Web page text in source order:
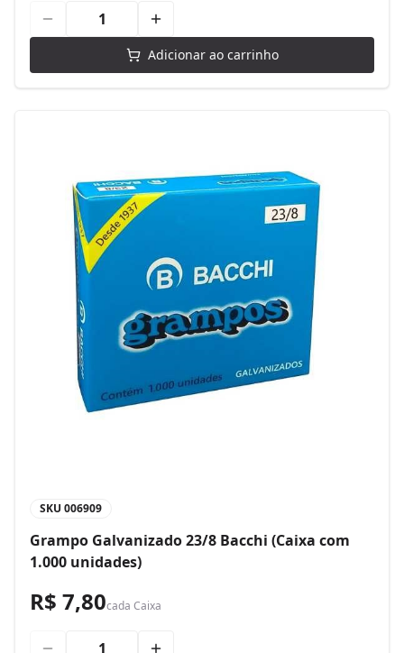
Adicionar ao carrinho
SKU 006909
Grampo Galvanizado 23/8 Bacchi (Caixa com
1.000 unidades)
R$ 7,80cada Caixa